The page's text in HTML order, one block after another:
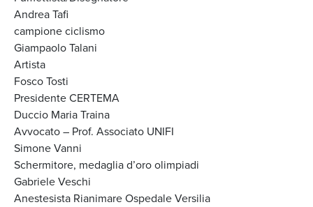
Andrea Tafi
campione ciclismo
Giampaolo Talani
Artista
Fosco Tosti
Presidente CERTEMA
Duccio Maria Traina
Avvocato – Prof. Associato UNIFI
Simone Vanni
Schermitore, medaglia d’oro olimpiadi
Gabriele Veschi
Anestesista Rianimare Ospedale Versilia